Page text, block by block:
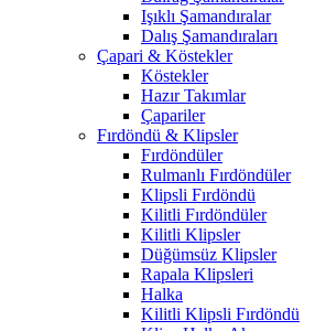
Işıklı Şamandıralar
Dalış Şamandıraları
Çapari & Köstekler
Köstekler
Hazır Takımlar
Çapariler
Fırdöndü & Klipsler
Fırdöndüler
Rulmanlı Fırdöndüler
Klipsli Fırdöndü
Kilitli Fırdöndüler
Kilitli Klipsler
Düğümsüz Klipsler
Rapala Klipsleri
Halka
Kilitli Klipsli Fırdöndü